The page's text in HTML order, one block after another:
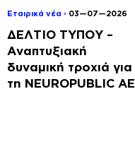
Εταιρικά νέα ◦ 03—07—2026
ΔΕΛΤΙΟ ΤΥΠΟΥ –
Αναπτυξιακή
δυναμική τροχιά για
τη NEUROPUBLIC ΑΕ